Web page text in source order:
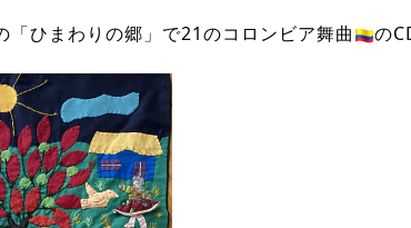
ひまわりの郷」で21のコロンビア舞曲
の